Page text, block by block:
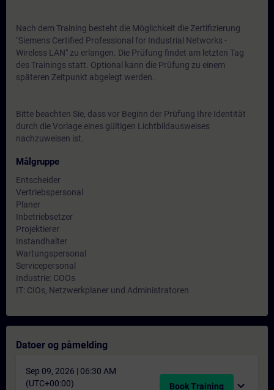
Nach dem Training besteht die Möglichkeit die Zertifizierung
"Siemens Certified Professional for Industrial Networks -
Wireless LAN" zu erlangen. Die Prüfung findet am letzten Tag
des Trainings statt. Optional kann die Prüfung zu einem
späteren Zeitpunkt abgelegt werden.
Bitte beachten Sie, dass vor Beginn der Prüfung Ihre Identität
durch die Vorlage eines gültigen Lichtbildausweises
nachzuweisen ist.
Målgruppe
Entscheider
Vertriebspersonal
Planer
Inbetriebsetzer
Projektierer
Instandhalter
Wartungspersonal
Servicepersonal
Industrie: COOs
IT: CIOs, Netzwerkplaner und Administratoren
Datoer og påmelding
Sep 09, 2026 | 06:30 AM
(UTC+00:00)
Book Training expand_more